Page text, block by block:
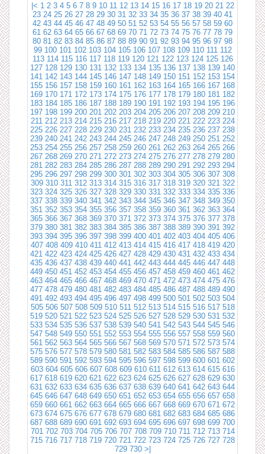
|< 1 2 3 4 5 6 7 8 9 10 11 12 13 14 15 16 17 18 19 20 21 22
23 24 25 26 27 28 29 30 31 32 33 34 35 36 37 38 39 40 41
42 43 44 45 46 47 48 49 50 51 52 53 54 55 56 57 58 59 60
61 62 63 64 65 66 67 68 69 70 71 72 73 74 75 76 77 78 79
80 81 82 83 84 85 86 87 88 89 90 91 92 93 94 95 96 97 98
99 100 101 102 103 104 105 106 107 108 109 110 111 112
113 114 115 116 117 118 119 120 121 122 123 124 125 126
127 128 129 130 131 132 133 134 135 136 137 138 139 140
141 142 143 144 145 146 147 148 149 150 151 152 153 154
155 156 157 158 159 160 161 162 163 164 165 166 167 168
169 170 171 172 173 174 175 176 177 178 179 180 181 182
183 184 185 186 187 188 189 190 191 192 193 194 195 196
197 198 199 200 201 202 203 204 205 206 207 208 209 210
211 212 213 214 215 216 217 218 219 220 221 222 223 224
225 226 227 228 229 230 231 232 233 234 235 236 237 238
239 240 241 242 243 244 245 246 247 248 249 250 251 252
253 254 255 256 257 258 259 260 261 262 263 264 265 266
267 268 269 270 271 272 273 274 275 276 277 278 279 280
281 282 283 284 285 286 287 288 289 290 291 292 293 294
295 296 297 298 299 300 301 302 303 304 305 306 307 308
309 310 311 312 313 314 315 316 317 318 319 320 321 322
323 324 325 326 327 328 329 330 331 332 333 334 335 336
337 338 339 340 341 342 343 344 345 346 347 348 349 350
351 352 353 354 355 356 357 358 359 360 361 362 363 364
365 366 367 368 369 370 371 372 373 374 375 376 377 378
379 380 381 382 383 384 385 386 387 388 389 390 391 392
393 394 395 396 397 398 399 400 401 402 403 404 405 406
407 408 409 410 411 412 413 414 415 416 417 418 419 420
421 422 423 424 425 426 427 428 429 430 431 432 433 434
435 436 437 438 439 440 441 442 443 444 445 446 447 448
449 450 451 452 453 454 455 456 457 458 459 460 461 462
463 464 465 466 467 468 469 470 471 472 473 474 475 476
477 478 479 480 481 482 483 484 485 486 487 488 489 490
491 492 493 494 495 496 497 498 499 500 501 502 503 504
505 506 507 508 509 510 511 512 513 514 515 516 517 518
519 520 521 522 523 524 525 526 527 528 529 530 531 532
533 534 535 536 537 538 539 540 541 542 543 544 545 546
547 548 549 550 551 552 553 554 555 556 557 558 559 560
561 562 563 564 565 566 567 568 569 570 571 572 573 574
575 576 577 578 579 580 581 582 583 584 585 586 587 588
589 590 591 592 593 594 595 596 597 598 599 600 601 602
603 604 605 606 607 608 609 610 611 612 613 614 615 616
617 618 619 620 621 622 623 624 625 626 627 628 629 630
631 632 633 634 635 636 637 638 639 640 641 642 643 644
645 646 647 648 649 650 651 652 653 654 655 656 657 658
659 660 661 662 663 664 665 666 667 668 669 670 671 672
673 674 675 676 677 678 679 680 681 682 683 684 685 686
687 688 689 690 691 692 693 694 695 696 697 698 699 700
701 702 703 704 705 706 707 708 709 710 711 712 713 714
715 716 717 718 719 720 721 722 723 724 725 726 727 728
729 730 >|